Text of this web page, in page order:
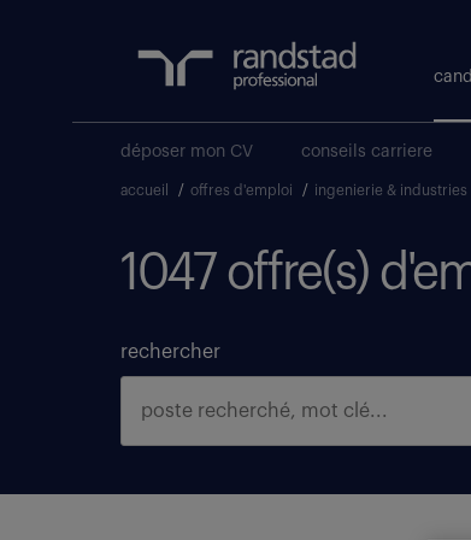
déposer mon CV conseils carriere
accueil / offres d'emploi / ingenierie & industries
1047 offre(s)
rechercher